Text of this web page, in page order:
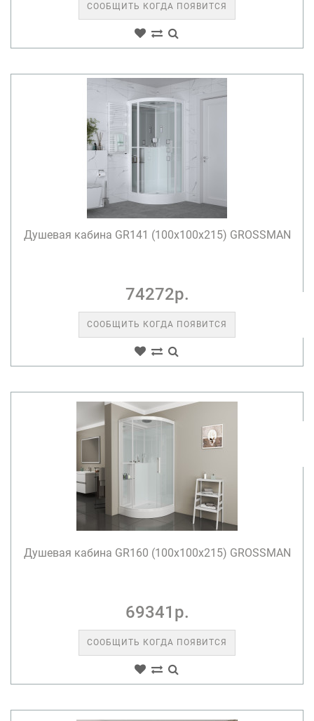
СООБЩИТЬ КОГДА ПОЯВИТСЯ
Душевая кабина GR141 (100x100x215) GROSSMAN
74272р.
СООБЩИТЬ КОГДА ПОЯВИТСЯ
Душевая кабина GR160 (100x100x215) GROSSMAN
69341р.
СООБЩИТЬ КОГДА ПОЯВИТСЯ